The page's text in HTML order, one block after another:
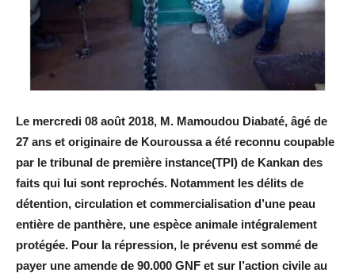
Le mercredi 08 août 2018, M. Mamoudou Diabaté, âgé de
27 ans et originaire de Kouroussa a été reconnu coupable
par le tribunal de première instance(TPI) de Kankan des
faits qui lui sont reprochés. Notamment les délits de
détention, circulation et commercialisation d’une peau
entière de panthère, une espèce animale intégralement
protégée. Pour la répression, le prévenu est sommé de
payer une amende de 90.000 GNF et sur l’action civile au